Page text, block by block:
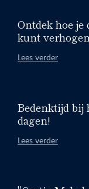
Ontdek hoe
kunt verhogen
Lees verder
Bedenktijd bij
dagen!
Lees verder